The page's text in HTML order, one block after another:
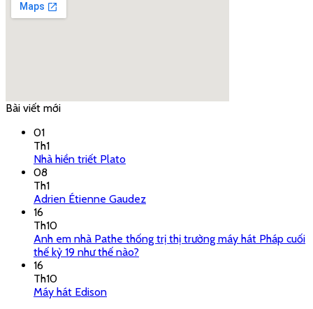
Bài viết mới
01
Th1
Nhà hiền triết Plato
08
Th1
Adrien Étienne Gaudez
16
Th10
Anh em nhà Pathe thống trị thị trường máy hát Pháp cuối
thế kỷ 19 như thế nào?
16
Th10
Máy hát Edison